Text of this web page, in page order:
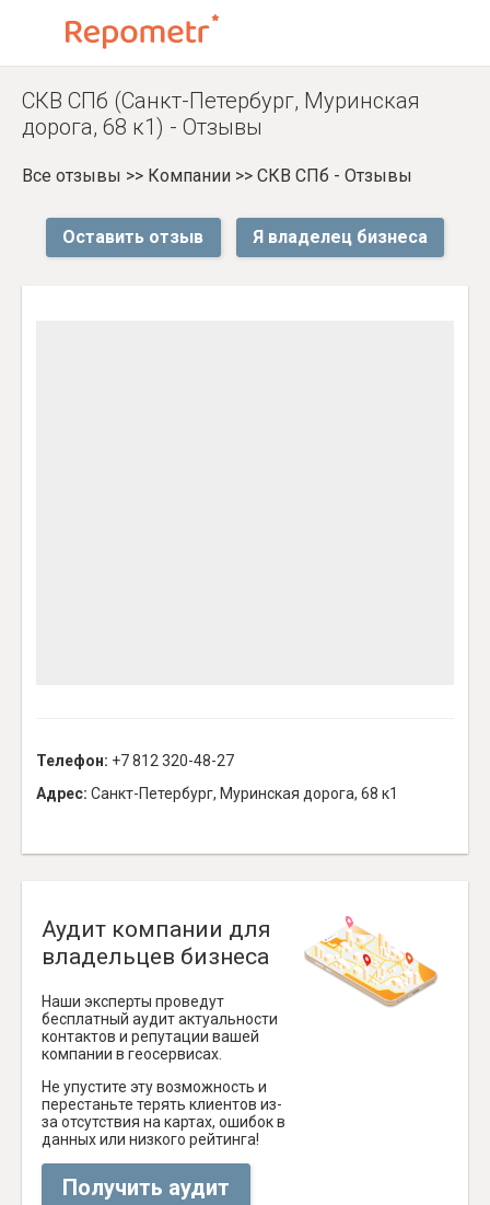
СКВ СПб (Санкт-Петербург, Муринская
дорога, 68 к1) - Отзывы
Все отзывы >> Компании >> СКВ СПб - Отзывы
Оставить отзыв Я владелец бизнеса
Телефон: +7 812 320-48-27
Адрес: Санкт-Петербург, Муринская дорога, 68 к1
Аудит компании для
владельцев бизнеса
Наши эксперты проведут
бесплатный аудит актуальности
контактов и репутации вашей
компании в геосервисах.
Не упустите эту возможность и
перестаньте терять клиентов из-
за отсутствия на картах, ошибок в
данных или низкого рейтинга!
Получить аудит